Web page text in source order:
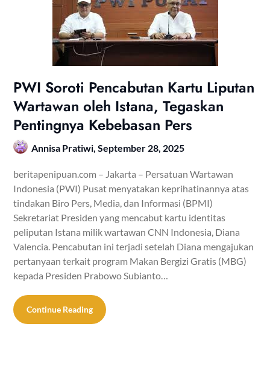
PWI Soroti Pencabutan Kartu Liputan
Wartawan oleh Istana, Tegaskan
Pentingnya Kebebasan Pers
Annisa Pratiwi,September 28, 2025
beritapenipuan.com – Jakarta – Persatuan Wartawan
Indonesia (PWI) Pusat menyatakan keprihatinannya atas
tindakan Biro Pers, Media, dan Informasi (BPMI)
Sekretariat Presiden yang mencabut kartu identitas
peliputan Istana milik wartawan CNN Indonesia, Diana
Valencia. Pencabutan ini terjadi setelah Diana mengajukan
pertanyaan terkait program Makan Bergizi Gratis (MBG)
kepada Presiden Prabowo Subianto…
Continue Reading